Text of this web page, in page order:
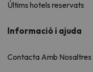
Últims hotels reservats
Informació i ajuda
Contacta Amb Nosaltres